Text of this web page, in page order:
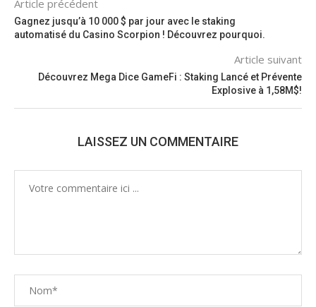
Article précédent
Gagnez jusqu’à 10 000 $ par jour avec le staking
automatisé du Casino Scorpion ! Découvrez pourquoi.
Article suivant
Découvrez Mega Dice GameFi : Staking Lancé et Prévente
Explosive à 1,58M$!
LAISSEZ UN COMMENTAIRE